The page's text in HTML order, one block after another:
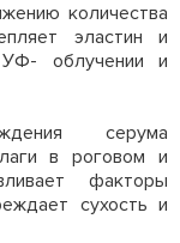
количества
эластин и
облучении и
серума
в роговом и
факторы
сухость и